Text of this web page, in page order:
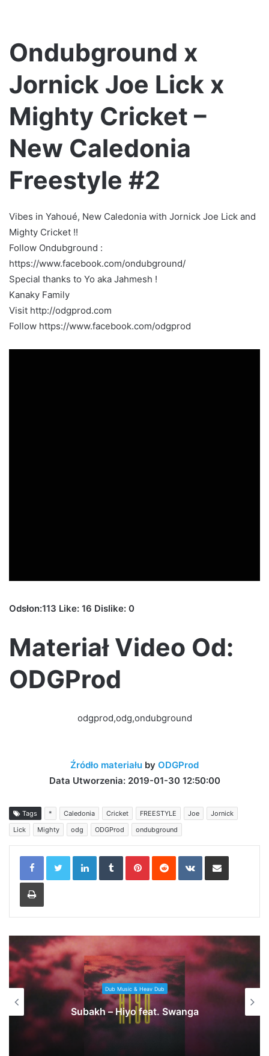
Ondubground x
Jornick Joe Lick x
Mighty Cricket –
New Caledonia
Freestyle #2
Vibes in Yahoué, New Caledonia with Jornick Joe Lick and
Mighty Cricket !!
Follow Ondubground :
https://www.facebook.com/ondubground/
Special thanks to Yo aka Jahmesh !
Kanaky Family
Visit http://odgprod.com
Follow https://www.facebook.com/odgprod
Odsłon:113 Like: 16 Dislike: 0
Materiał Video Od:
ODGProd
odgprod,odg,ondubground
Źródło materiału by ODGProd
Data Utworzenia: 2019-01-30 12:50:00
Tags * Caledonia Cricket FREESTYLE Joe
Jornick
Lick
Mighty odg ODGProd ondubground
LinkedInTumblrPinterestReddit VKontakteShare via Email
Print
Dub Music & Heav Dub
Subakh – Hiyo feat. Swanga